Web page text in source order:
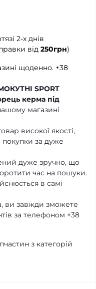
2-х днів
від 250грн)
щоденно. +38
SPORT
керма під
магазині
високої якості,
за дуже
дуже зручно, що
час на пошуки.
в самі
ви завжди зможете
за телефоном +38
з категорій